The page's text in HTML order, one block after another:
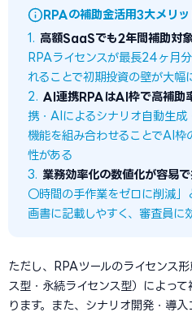
RPAの補助金活用3大メリッ
1. 高額SaaSでも2年間補助対
RPAライセンスが最長24ヶ月
れることで初期投資の壁が大幅
2. AI連携RPAはAI枠で高補助
携・AIによるシナリオ自動生成
機能を組み合わせることでAI枠
性がある
3. 業務効率化の数値化が容易
〇時間の手作業をゼロに削減
画書に記載しやすく、審査員に
ただし、RPAツールのライセンス
ス型・永続ライセンス型）によっ
ります。また、シナリオ開発・導